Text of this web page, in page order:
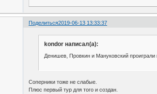
Поделиться2019-06-13 13:33:37
kondor написал(а):
Денишев, Провкин и Мануковский проиграли
Соперники тоже не слабые.
Плюс первый тур для того и создан.